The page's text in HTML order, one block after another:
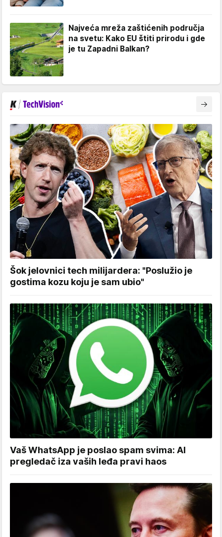
Najveća mreža zaštićenih područja
na svetu: Kako EU štiti prirodu i gde
je tu Zapadni Balkan?
Šok jelovnici tech milijardera: "Poslužio je
gostima kozu koju je sam ubio"
Vaš WhatsApp je poslao spam svima: AI
pregledač iza vaših leđa pravi haos